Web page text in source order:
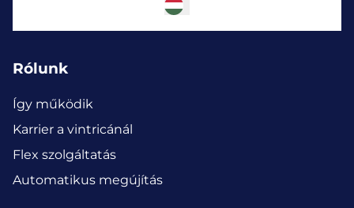
Rólunk
Így működik
Karrier a vintricánál
Flex szolgáltatás
Automatikus megújítás